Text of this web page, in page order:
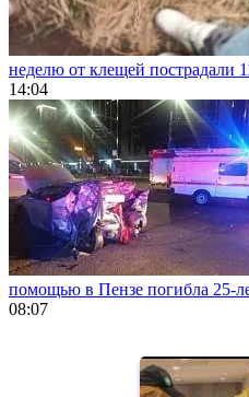
неделю от клещей пострадали
14:04
помощью в Пензе погибла 25-
08:07